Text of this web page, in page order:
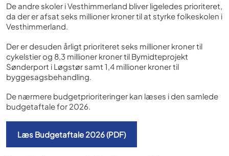
De andre skoler i Vesthimmerland bliver ligeledes prioriteret,
da der er afsat seks millioner kroner til at styrke folkeskolen i
Vesthimmerland.
Der er desuden årligt prioriteret seks millioner kroner til
cykelstier og 8,3 millioner kroner til Bymidteprojekt
Sønderport i Løgstør samt 1,4 millioner kroner til
byggesagsbehandling.
De nærmere budgetprioriteringer kan læses i den samlede
budgetaftale for 2026.
Læs Budgetaftale 2026 (PDF)